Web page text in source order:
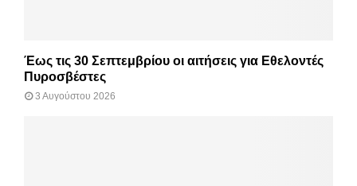
Έως τις 30 Σεπτεμβρίου οι αιτήσεις για Εθελοντές
Πυροσβέστες
3 Αυγούστου 2026